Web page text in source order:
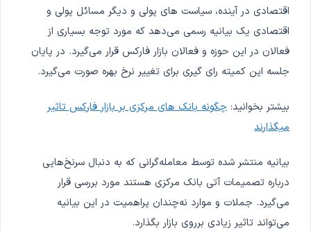
اقتصادی در آینده، سیاست های پولی و دیگر مسائل پولی و
اقتصادی یک بیانیه رسمی می‌دهد که مورد توجه بسیاری از
فعالان در این حوزه و فعالان بازار فارکس قرار می‌‌گیرد. در پایان
جلسه این کمیته رای گیری برای تغییر نرخ بهره صورت می‌گیرد.
بیشتر بخوانید: چگونه بانک های مرکزی بر بازار فارکس تاثیر
میگذارند
بیانیه منتشر شده توسط معامله‌گرانی که به دنبال سرنخ‌هایی
درباره تصمیمات آتی بانک مرکزی هستند مورد بررسی قرار
می‌گیرد. جملات و موارد نه‌چندان پراهمیت در این بیانیه
می‌تواند تاثیر زیادی برروی بازار بگذارد.